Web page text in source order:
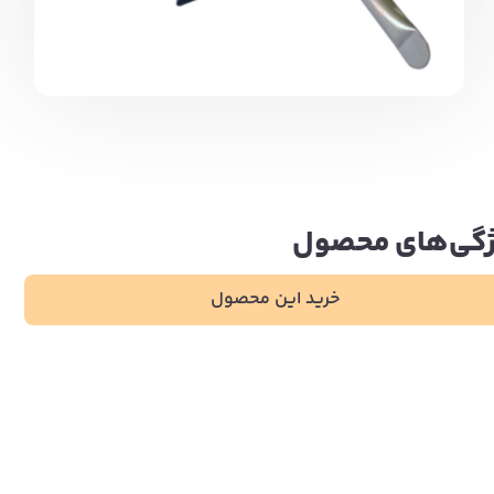
محصول
خرید این محصول